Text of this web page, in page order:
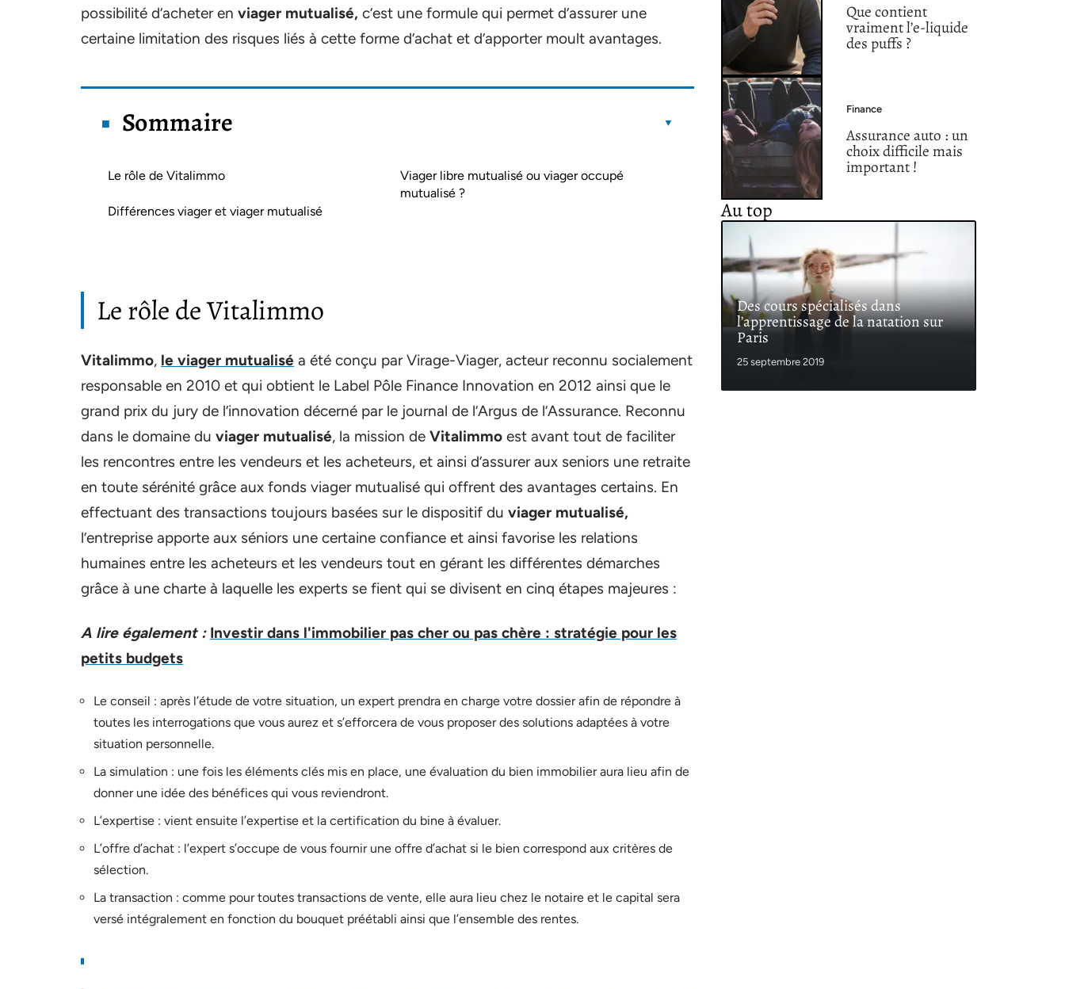
possibilité d’acheter en viager mutualisé, c’est une formule qui permet d’assurer une
certaine limitation des risques liés à cette forme d’achat et d’apporter moult avantages.
Sommaire
Le rôle de Vitalimmo
Différences viager et viager mutualisé
Viager libre mutualisé ou viager occupé
mutualisé ?
Le rôle de Vitalimmo
Vitalimmo, le viager mutualisé a été conçu par Virage-Viager, acteur reconnu socialement
responsable en 2010 et qui obtient le Label Pôle Finance Innovation en 2012 ainsi que le
grand prix du jury de l’innovation décerné par le journal de l’Argus de l’Assurance. Reconnu
dans le domaine du viager mutualisé, la mission de Vitalimmo est avant tout de faciliter
les rencontres entre les vendeurs et les acheteurs, et ainsi d’assurer aux seniors une retraite
en toute sérénité grâce aux fonds viager mutualisé qui offrent des avantages certains. En
effectuant des transactions toujours basées sur le dispositif du viager mutualisé,
l’entreprise apporte aux séniors une certaine confiance et ainsi favorise les relations
humaines entre les acheteurs et les vendeurs tout en gérant les différentes démarches
grâce à une charte à laquelle les experts se fient qui se divisent en cinq étapes majeures :
A lire également : Investir dans l'immobilier pas cher ou pas chère : stratégie pour les
petits budgets
Le conseil : après l’étude de votre situation, un expert prendra en charge votre dossier afin de répondre à
toutes les interrogations que vous aurez et s’efforcera de vous proposer des solutions adaptées à votre
situation personnelle.
La simulation : une fois les éléments clés mis en place, une évaluation du bien immobilier aura lieu afin de
donner une idée des bénéfices qui vous reviendront.
L’expertise : vient ensuite l’expertise et la certification du bine à évaluer.
L’offre d’achat : l’expert s’occupe de vous fournir une offre d’achat si le bien correspond aux critères de
sélection.
La transaction : comme pour toutes transactions de vente, elle aura lieu chez le notaire et le capital sera
versé intégralement en fonction du bouquet préétabli ainsi que l’ensemble des rentes.
Que contient
vraiment l’e-liquide
des puffs ?
Finance
Assurance auto : un
choix difficile mais
important !
Au top
Des cours spécialisés dans
l’apprentissage de la natation sur
Paris
25 septembre 2019